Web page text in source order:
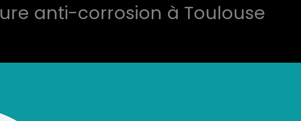
anti-corrosion à Toulouse